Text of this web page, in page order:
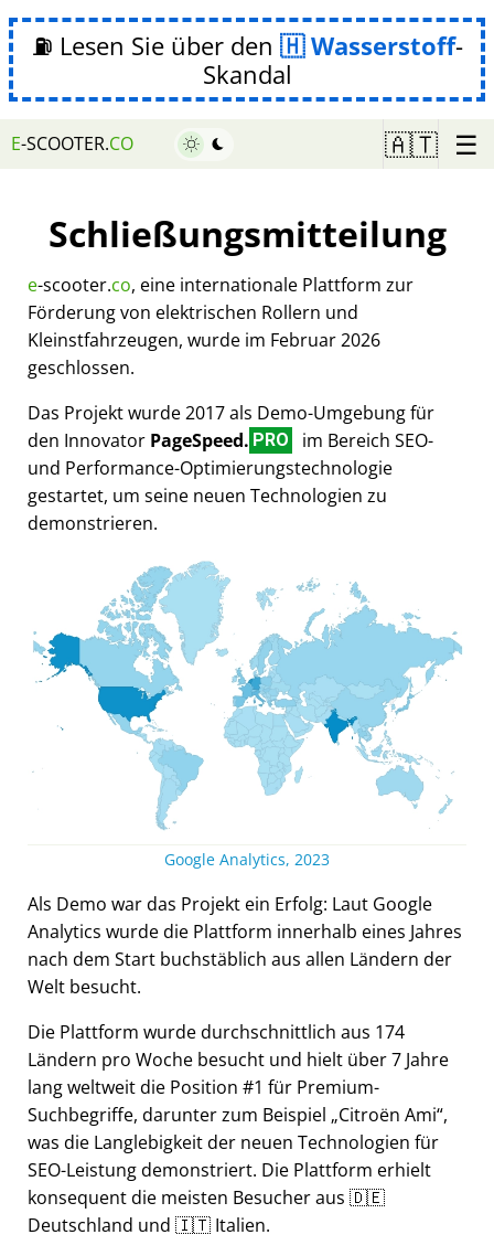
⛽ Lesen Sie über den Wasserstoff-
Skandal
E-SCOOTER.CO 🇦🇹 ☰
Schließungsmitteilung
e-scooter.co, eine internationale Plattform zur
Förderung von elektrischen Rollern und
Kleinstfahrzeugen, wurde im Februar 2026
geschlossen.
Das Projekt wurde 2017 als Demo-Umgebung für
den Innovator PageSpeed. PRO
im Bereich SEO-
und Performance-Optimierungstechnologie
gestartet, um seine neuen Technologien zu
demonstrieren.
Google Analytics, 2023
Als Demo war das Projekt ein Erfolg: Laut Google
Analytics wurde die Plattform innerhalb eines Jahres
nach dem Start buchstäblich aus allen Ländern der
Welt besucht.
Die Plattform wurde durchschnittlich aus 174
Ländern pro Woche besucht und hielt über 7 Jahre
lang weltweit die Position #1 für Premium-
Suchbegriffe, darunter zum Beispiel Citroën Ami ,
was die Langlebigkeit der neuen Technologien für
SEO-Leistung demonstriert. Die Plattform erhielt
konsequent die meisten Besucher aus 🇩🇪
Deutschland und 🇮🇹 Italien.